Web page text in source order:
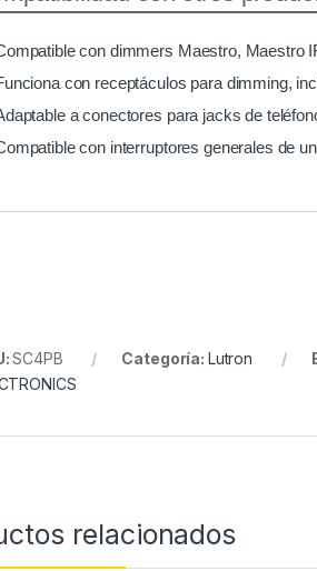
con dimmers Maestro, Maestro
con receptáculos para dimming,
a conectores para jacks de
con interruptores generales de
SC4PB Categoría: Lutron
relacionados